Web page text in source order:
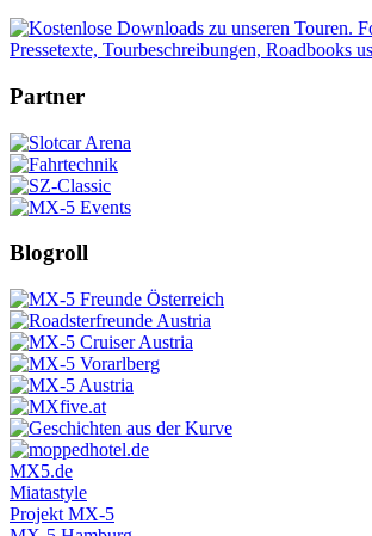
Partner
Blogroll
MX5.de
Miatastyle
Projekt MX-5